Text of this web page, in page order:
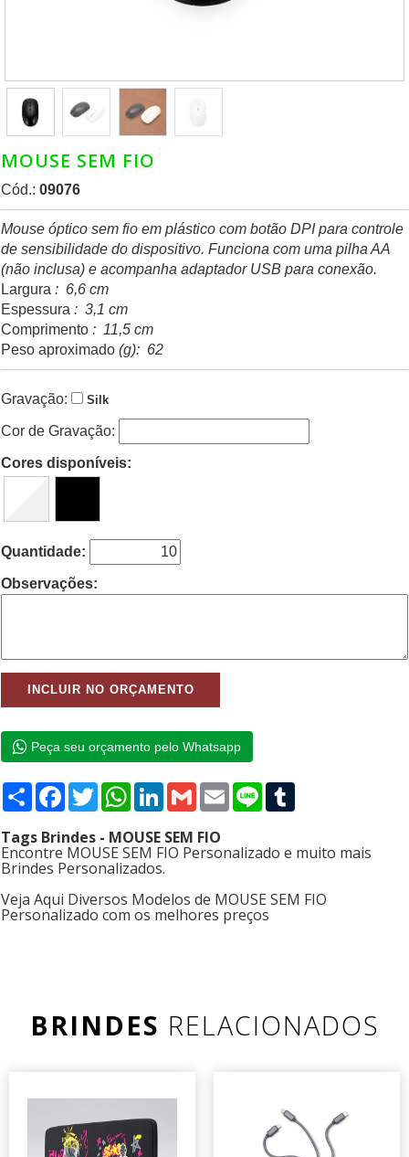
MOUSE SEM FIO
Cód.: 09076
Mouse óptico sem fio em plástico com botão DPI para controle
de sensibilidade do dispositivo. Funciona com uma pilha AA
(não inclusa) e acompanha adaptador USB para conexão.
Largura : 6,6 cm
Espessura : 3,1 cm
Comprimento : 11,5 cm
Peso aproximado (g): 62
Gravação: Silk
Cor de Gravação:
Cores disponíveis:
Quantidade:
Observações:
Peça seu orçamento pelo Whatsapp
Compartilhar
Facebook
TwitterWhatsApp
LinkedIn
GmailEmailLine
Tags Brindes - MOUSE SEM FIO
Encontre MOUSE SEM FIO Personalizado e muito mais
Brindes Personalizados.
Veja Aqui Diversos Modelos de MOUSE SEM FIO
Personalizado com os melhores preços
BRINDES RELACIONADOS